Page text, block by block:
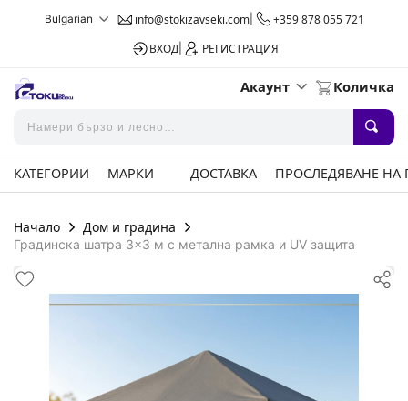
Bulgarian info@stokizavseki.com|
+359 878 055 721
ВХОД
РЕГИСТРАЦИЯ
Акаунт Количка
КАТЕГОРИИ МАРКИ ДОСТАВКА ПРОСЛЕДЯВАНЕ НА
Начало Дом и градина
Градинска шатра 3x3 м с метална рамка и UV защита